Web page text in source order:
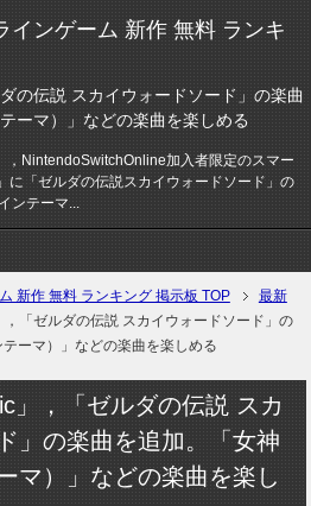
インゲーム 新作 無料 ランキ
の伝説 スカイウォードソード」の楽曲
ーマ）」などの楽曲を楽しめる
NintendoSwitchOnline加入者限定のスマー
に「ゼルダの伝説スカイウォードソード」の
ンテーマ...
新作 無料 ランキング 掲示板 TOP
最新
，「ゼルダの伝説 スカイウォードソード」の
ーマ）」などの楽曲を楽しめる
」，「ゼルダの伝説 スカ
」の楽曲を追加。「女神
マ）」などの楽曲を楽し